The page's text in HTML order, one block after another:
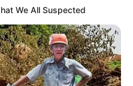
We All Suspected